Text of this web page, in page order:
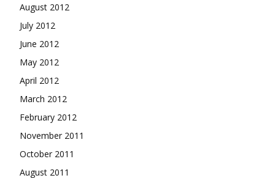
August 2012
July 2012
June 2012
May 2012
April 2012
March 2012
February 2012
November 2011
October 2011
August 2011